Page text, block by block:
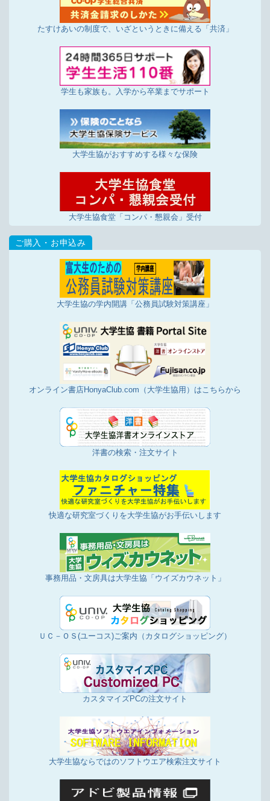
たすけあいの制度で、いざというときに備える「共済」
学生も家族も。入学から卒業までサポート
大学生協がおすすめする様々な保険
大学生協食堂「コンパ・懇親会」受付
大学生協の学内開講「公務員試験対策講座」
オンライン書店HonyaClub.com（大学生協用）はこちらから
洋書の検索・注文サイト
快適な研究室づくりを大学生協がお手伝いします
事務用品・文房具は大学生協「ウイズカウネット」
ＵＣ－ＯＳ(ユーコス)ご案内（カタログショッピング）
カスタマイズPCの注文サイト
大学生協ならではのソフトウエア検索注文サイト